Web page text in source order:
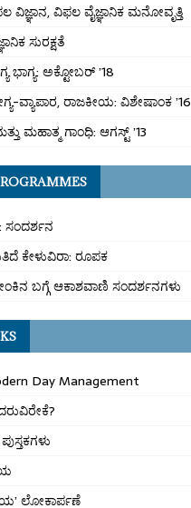
ವಿಫಲ ವೈಜ್ಞಾನಿಕ ಮನೋವೃತ್ತಿ
ಸುರಕ್ಷತೆ
ಭಾಗ್ಯ: ಅಕ್ಟೋಬರ್ ’18
ವ್ಯಾಪಾರ, ರಾಜಕೀಯ: ವಿಶೇಷಾಂಕ ’16
ಮಹಾತ್ಮ ಗಾಂಧಿ: ಆಗಸ್ಟ್ ’13
ಸಂದರ್ಶನ
ಕೇಳುವಿರಾ: ರೂಪಕ
ಬಗ್ಗೆ ಆಕಾಶವಾಣಿ ಸಂದರ್ಶನಗಳು
Day Management
ಲೋಕಾರ್ಪಣೆ